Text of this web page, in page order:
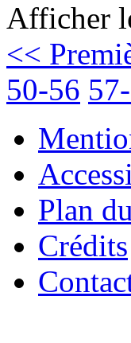
Afficher
<<
50-56
Plan
Crédits